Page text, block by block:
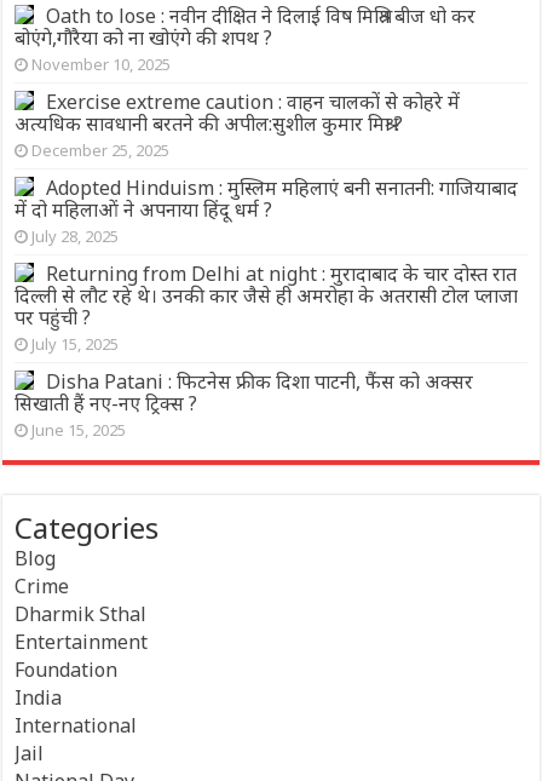
Oath to lose : नवीन दीक्षित ने दिलाई विष मिश्रित बीज धो कर
बोएंगे,गौरैया को ना खोएंगे की शपथ ?
November 10, 2025
Exercise extreme caution : वाहन चालकों से कोहरे में
अत्यधिक सावधानी बरतने की अपील:सुशील कुमार मिश्रा ?
December 25, 2025
Adopted Hinduism : मुस्लिम महिलाएं बनी सनातनी: गाजियाबाद
में दो महिलाओं ने अपनाया हिंदू धर्म ?
July 28, 2025
Returning from Delhi at night : मुरादाबाद के चार दोस्त रात
दिल्ली से लौट रहे थे। उनकी कार जैसे ही अमरोहा के अतरासी टोल प्लाजा
पर पहुंची ?
July 15, 2025
Disha Patani : फिटनेस फ्रीक दिशा पाटनी, फैंस को अक्सर
सिखाती हैं नए-नए ट्रिक्स ?
June 15, 2025
Categories
Blog
Crime
Dharmik Sthal
Entertainment
Foundation
India
International
Jail